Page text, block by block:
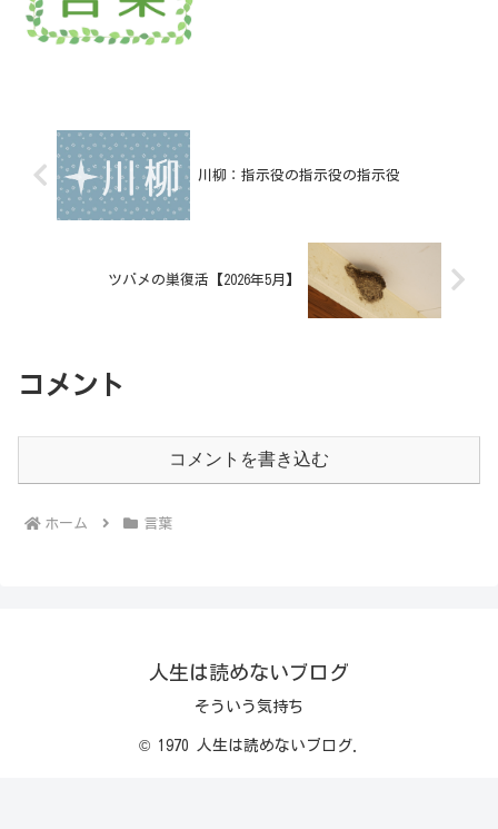
川柳：指示役の指示役の指示役
ツバメの巣復活【2026年5月】
コメント
コメントを書き込む
ホーム 言葉
人生は読めないブログ
そういう気持ち
© 1970 人生は読めないブログ.